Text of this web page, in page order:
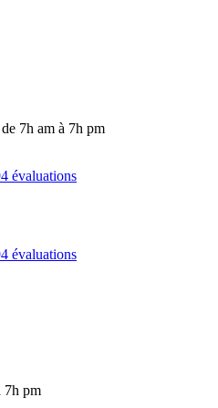
7h am à 7h pm
évaluations
évaluations
7h pm